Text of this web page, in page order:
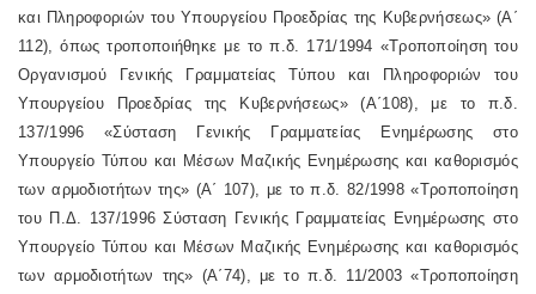
και Πληροφοριών του Υπουργείου Προεδρίας της Κυβερνήσεως» (Α΄
112), όπως τροποποιήθηκε με το π.δ. 171/1994 «Τροποποίηση του
Οργανισμού Γενικής Γραμματείας Τύπου και Πληροφοριών του
Υπουργείου Προεδρίας της Κυβερνήσεως» (Α΄108), με το π.δ.
137/1996 «Σύσταση Γενικής Γραμματείας Ενημέρωσης στο
Υπουργείο Τύπου και Μέσων Μαζικής Ενημέρωσης και καθορισμός
των αρμοδιοτήτων της» (Α΄ 107), με το π.δ. 82/1998 «Τροποποίηση
του Π.Δ. 137/1996 Σύσταση Γενικής Γραμματείας Ενημέρωσης στο
Υπουργείο Τύπου και Μέσων Μαζικής Ενημέρωσης και καθορισμός
των αρμοδιοτήτων της» (Α΄74), με το π.δ. 11/2003 «Τροποποίηση